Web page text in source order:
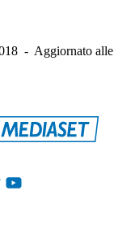
- Aggiornato alle